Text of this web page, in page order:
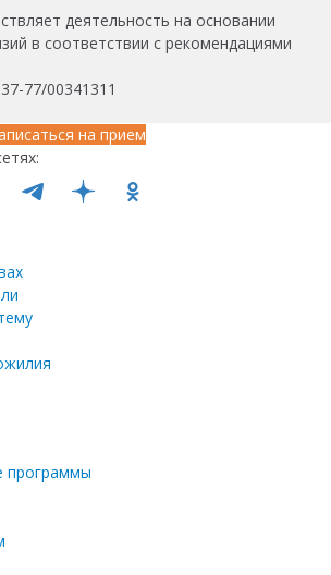
деятельность на основании
в соответствии с рекомендациями
77/00341311
на прием
программы